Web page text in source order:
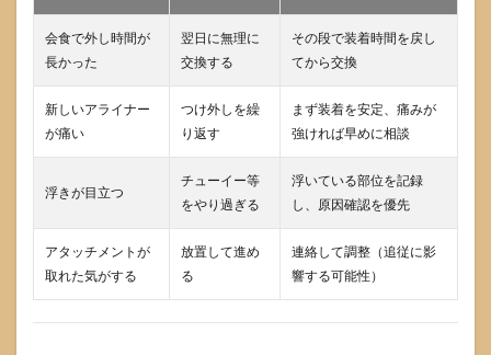
会食で外し時間が
長かった
翌日に無理に
交換する
その段で装着時間を戻し
てから交換
新しいアライナー
が痛い
つけ外しを繰
り返す
まず装着を安定、痛みが
強ければ早めに相談
浮きが目立つ
チューイー等
をやり過ぎる
浮いている部位を記録
し、原因確認を優先
アタッチメントが
取れた気がする
放置して進め
る
連絡して調整（追従に影
響する可能性）